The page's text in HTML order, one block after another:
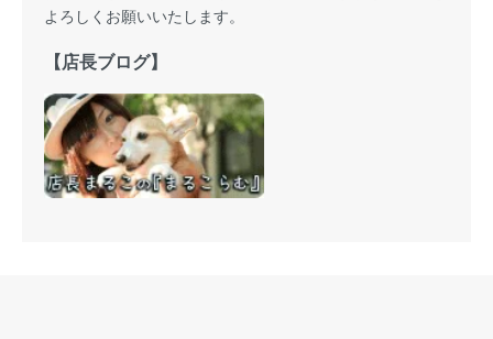
よろしくお願いいたします。
【店長ブログ】